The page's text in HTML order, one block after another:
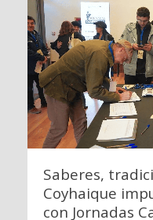
Saberes,
Coyhaique
con Jornadas